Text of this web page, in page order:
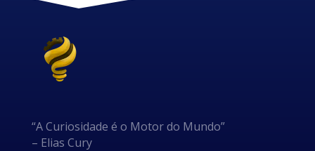
“A Curiosidade é o Motor do Mundo”
– Elias Cury